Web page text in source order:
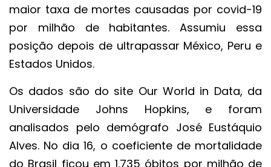
maior taxa de mortes causadas por covid-19
por milhão de habitantes. Assumiu essa
posição depois de ultrapassar México, Peru e
Estados Unidos.
Os dados são do site Our World in Data, da
Universidade Johns Hopkins, e foram
analisados pelo demógrafo José Eustáquio
Alves. No dia 16, o coeficiente de mortalidade
do Brasil ficou em 1.735 óbitos por milhão de